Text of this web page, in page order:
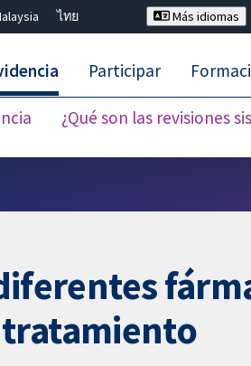
ไทย
Más idiomas
¿Qué son las revisiones
Participar